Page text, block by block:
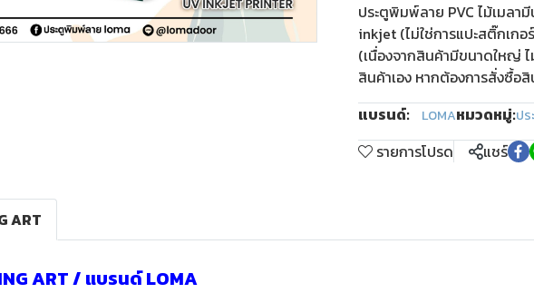
ประตูพิมพ์ลาย PVC ไม้เมลา
inkjet (ไม่ใช่การแปะสติ๊กเก
(เนื่องจากสินค้ามีขนาดใหญ่
สินค้าเอง หากต้องการสั่งซื้อ
แบรนด์:
LOMAหมวดหมู่:ป
รายการโปรด แชร์
ART
ART / แบรนด์ LOMA